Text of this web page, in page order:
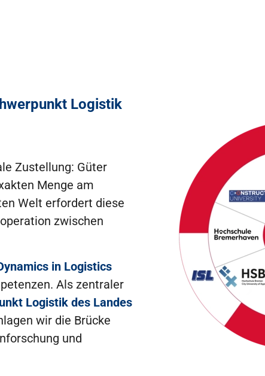
Logistik
Zustellung: Güter
Menge am
Welt erfordert diese
zwischen
in Logistics
Als zentraler
Logistik des Landes
wir die Brücke
und